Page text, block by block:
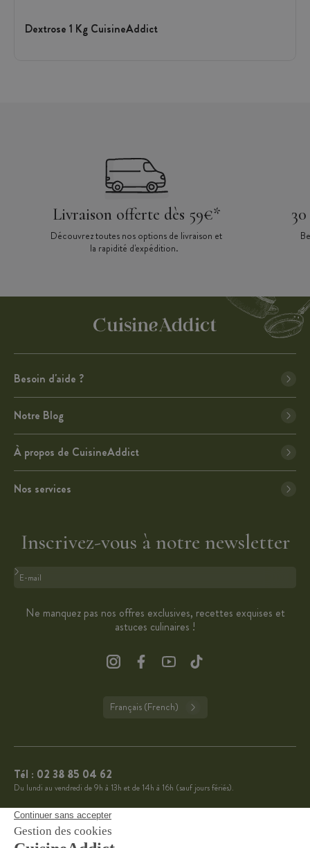
Dextrose 1 Kg CuisineAddict
Livraison offerte dès 59€*
Découvrez toutes nos options de livraison et
la rapidité d'expédition.
Besoin d'aide ?
Notre Blog
À propos de CuisineAddict
Nos services
Inscrivez-vous à notre newsletter
Format : adresse@email.com
Ne manquez pas nos offres exclusives, recettes exquises et
astuces culinaires !
Français (French)
Tél : 02 38 85 04 62
Du lundi au vendredi de 9h à 13h et de 14h à 16h (sauf jours fériés).
4.7
CuisineAddict affiche une note de 4,7 sur 5 grâce à plus
de 3 700 avis authentiques. Merci pour votre fidélité.